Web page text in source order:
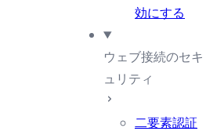
効にする
ウェブ接続のセキ
ュリティ
二要素認証